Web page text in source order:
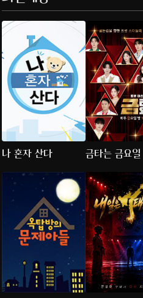
나 혼자 산다 금타는 금요일